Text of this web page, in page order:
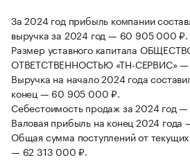
За 2024 год прибыль компании
выручка за 2024 год — 60 905 000 ₽.
Размер уставного капитала
ОТВЕТСТВЕННОСТЬЮ «ТН-СЕРВИС»
Выручка на начало 2024 года
конец — 60 905 000 ₽.
Себестоимость продаж за 2024 год
Валовая прибыль на конец 2024
Общая сумма поступлений от
— 62 313 000 ₽.